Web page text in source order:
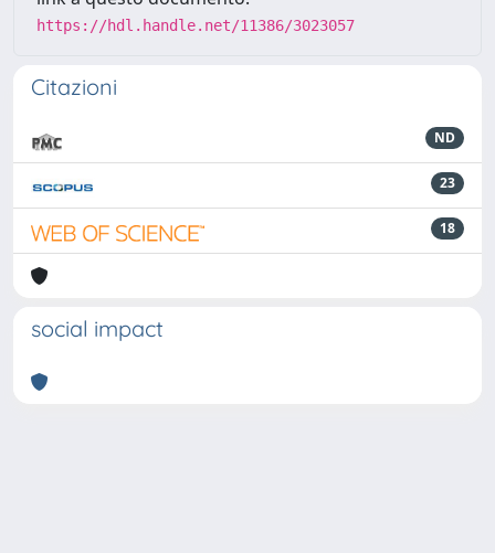
https://hdl.handle.net/11386/3023057
Citazioni
ND
23
18
social impact